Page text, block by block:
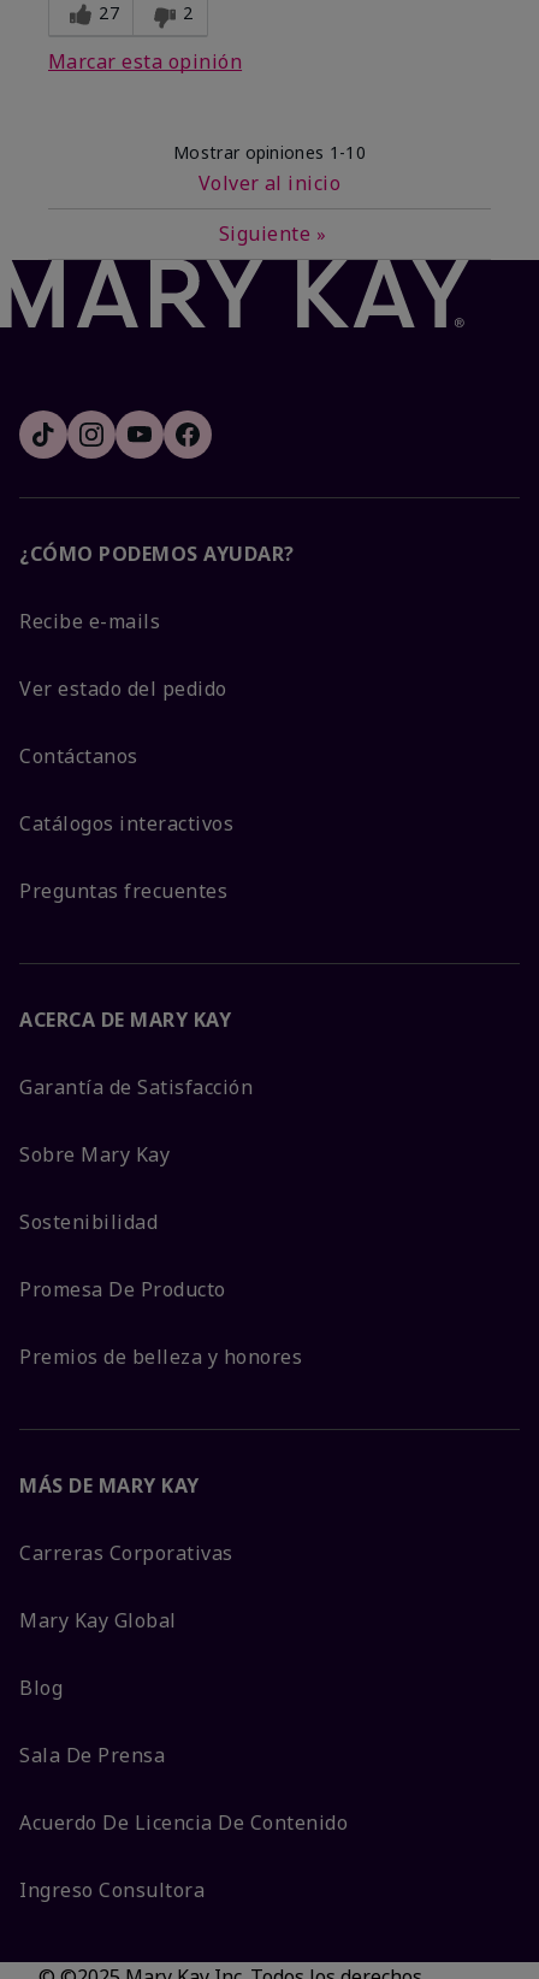
27 2
Marcar esta opinión
Mostrar opiniones 1-10
Volver al inicio
Siguiente »
¿CÓMO PODEMOS AYUDAR?
Recibe e-mails
Ver estado del pedido
Contáctanos
Catálogos interactivos
Preguntas frecuentes
ACERCA DE MARY KAY
Garantía de Satisfacción
Sobre Mary Kay
Sostenibilidad
Promesa De Producto
Premios de belleza y honores
MÁS DE MARY KAY
Carreras Corporativas
Mary Kay Global
Blog
Sala De Prensa
Acuerdo De Licencia De Contenido
Ingreso Consultora